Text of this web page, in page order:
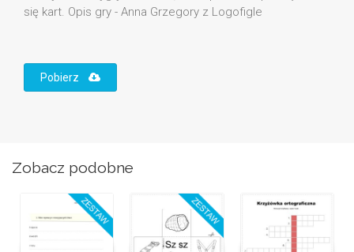
się kart. Opis gry - Anna Grzegory z Logofigle
Pobierz
Zobacz podobne